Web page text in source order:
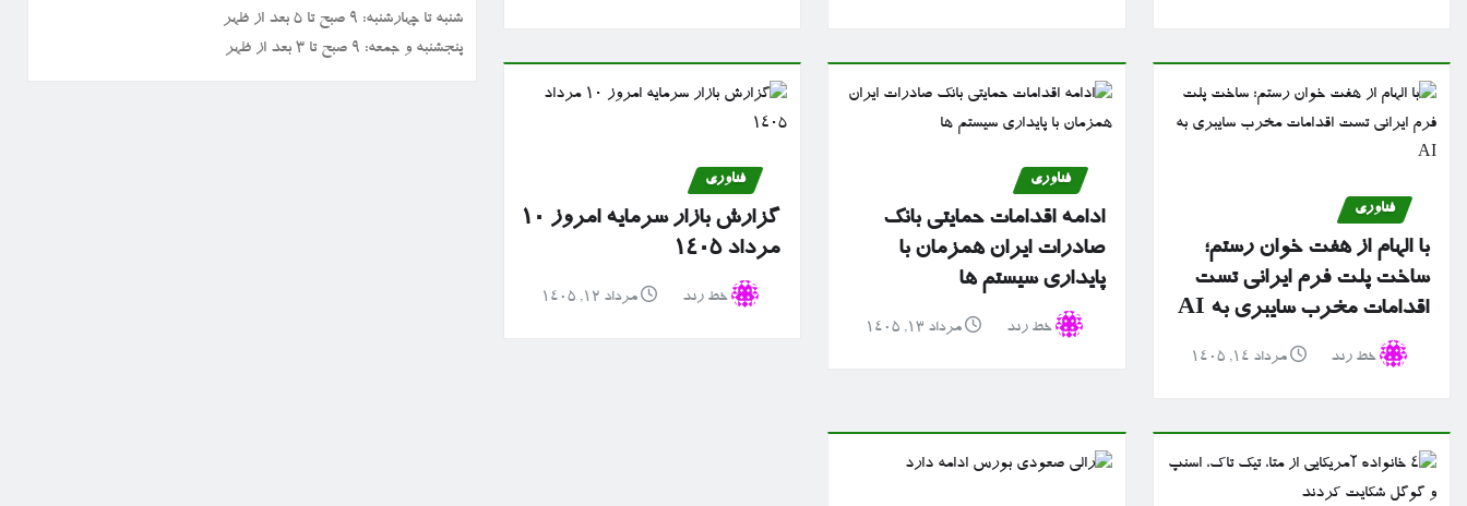
فناوری
با الهام از هفت خوان رستم؛
ساخت پلت فرم ایرانی تست
اقدامات مخرب سایبری به AI
خط رند مرداد ۱۴, ۱۴۰۵
فناوری
ادامه اقدامات حمایتی بانک
صادرات ایران همزمان با
پایداری سیستم ها
خط رند مرداد ۱۳, ۱۴۰۵
فناوری
گزارش بازار سرمایه امروز ۱۰
مرداد ۱۴۰۵
خط رند مرداد ۱۲, ۱۴۰۵
شنبه تا چهارشنبه: ۹ صبح تا ۵ بعد از ظهر
پنجشنبه و جمعه: ۹ صبح تا ۳ بعد از ظهر